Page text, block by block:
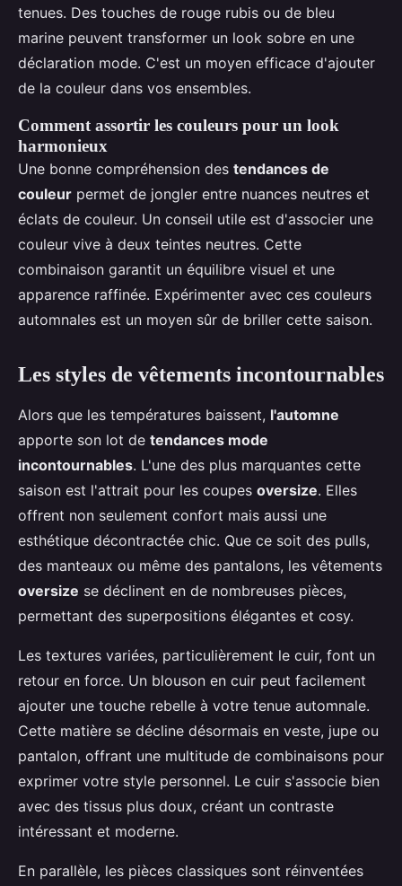
tenues. Des touches de rouge rubis ou de bleu
marine peuvent transformer un look sobre en une
déclaration mode. C'est un moyen efficace d'ajouter
de la couleur dans vos ensembles.
Comment assortir les couleurs pour un look
harmonieux
Une bonne compréhension des tendances de
couleur permet de jongler entre nuances neutres et
éclats de couleur. Un conseil utile est d'associer une
couleur vive à deux teintes neutres. Cette
combinaison garantit un équilibre visuel et une
apparence raffinée. Expérimenter avec ces couleurs
automnales est un moyen sûr de briller cette saison.
Les styles de vêtements incontournables
Alors que les températures baissent, l'automne
apporte son lot de tendances mode
incontournables. L'une des plus marquantes cette
saison est l'attrait pour les coupes oversize. Elles
offrent non seulement confort mais aussi une
esthétique décontractée chic. Que ce soit des pulls,
des manteaux ou même des pantalons, les vêtements
oversize se déclinent en de nombreuses pièces,
permettant des superpositions élégantes et cosy.
Les textures variées, particulièrement le cuir, font un
retour en force. Un blouson en cuir peut facilement
ajouter une touche rebelle à votre tenue automnale.
Cette matière se décline désormais en veste, jupe ou
pantalon, offrant une multitude de combinaisons pour
exprimer votre style personnel. Le cuir s'associe bien
avec des tissus plus doux, créant un contraste
intéressant et moderne.
En parallèle, les pièces classiques sont réinventées